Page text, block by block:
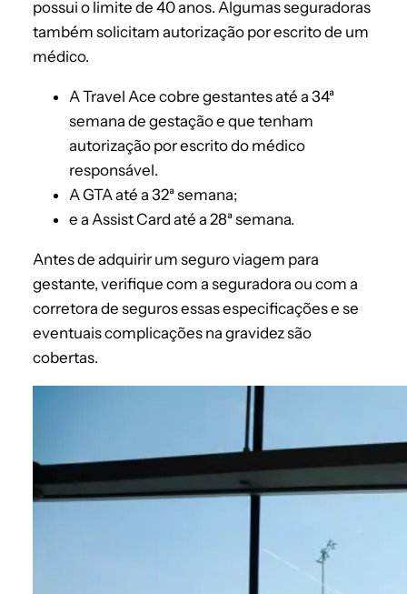
possui o limite de 40 anos. Algumas seguradoras
também solicitam autorização por escrito de um
médico.
A Travel Ace cobre gestantes até a 34ª
semana de gestação e que tenham
autorização por escrito do médico
responsável.
A GTA até a 32ª semana;
e a Assist Card até a 28ª semana.
Antes de adquirir um seguro viagem para
gestante, verifique com a seguradora ou com a
corretora de seguros essas especificações e se
eventuais complicações na gravidez são
cobertas.